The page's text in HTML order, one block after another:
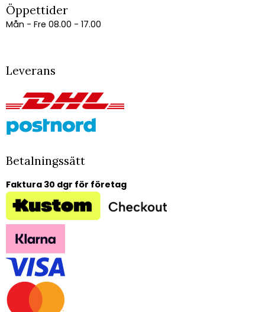
Öppettider
Mån - Fre 08.00 - 17.00
Leverans
Betalningssätt
Faktura 30 dgr för företag